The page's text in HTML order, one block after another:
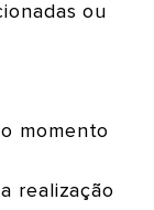
ou
momento
realização